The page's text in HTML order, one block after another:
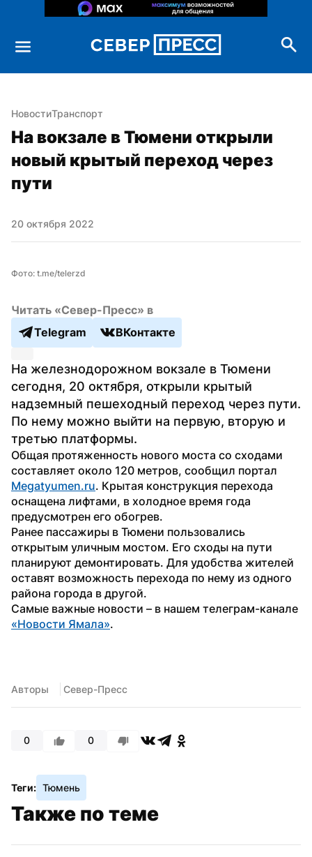
НовостиТранспорт
На вокзале в Тюмени открыли
новый крытый переход через
пути
20 октября 2022
Фото: t.me/telerzd
Читать «Север-Пресс» в
Telegram
ВКонтакте
На железнодорожном вокзале в Тюмени
сегодня, 20 октября, открыли крытый
надземный пешеходный переход через пути.
По нему можно выйти на первую, вторую и
третью платформы.
Общая протяженность нового моста со сходами
Megatyumen.ru. Крытая конструкция перехода
оснащена лифтами, в холодное время года
предусмотрен его обогрев.
Ранее пассажиры в Тюмени пользовались
открытым уличным мостом. Его сходы на пути
планируют демонтировать. Для удобства жителей
оставят возможность перехода по нему из одного
района города в другой.
«Новости Ямала».
Авторы Север-Пресс
0 0
Теги: Тюмень
Также по теме